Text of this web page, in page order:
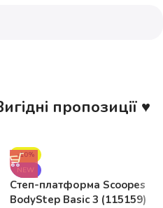
пропозиції ♥
-10%
NEW
Степ-платформа Scoopes
BodyStep Basic 3 (115159)